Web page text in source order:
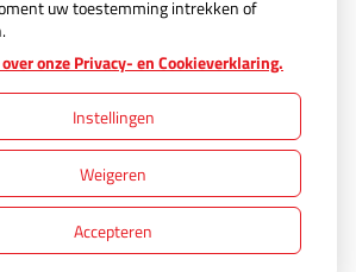
Zorg Online|Beheer
|Cookie-instellingen
Voorwaarden
uw toestemming intrekken of
onze Privacy- en Cookieverklaring.
Instellingen
Weigeren
Accepteren